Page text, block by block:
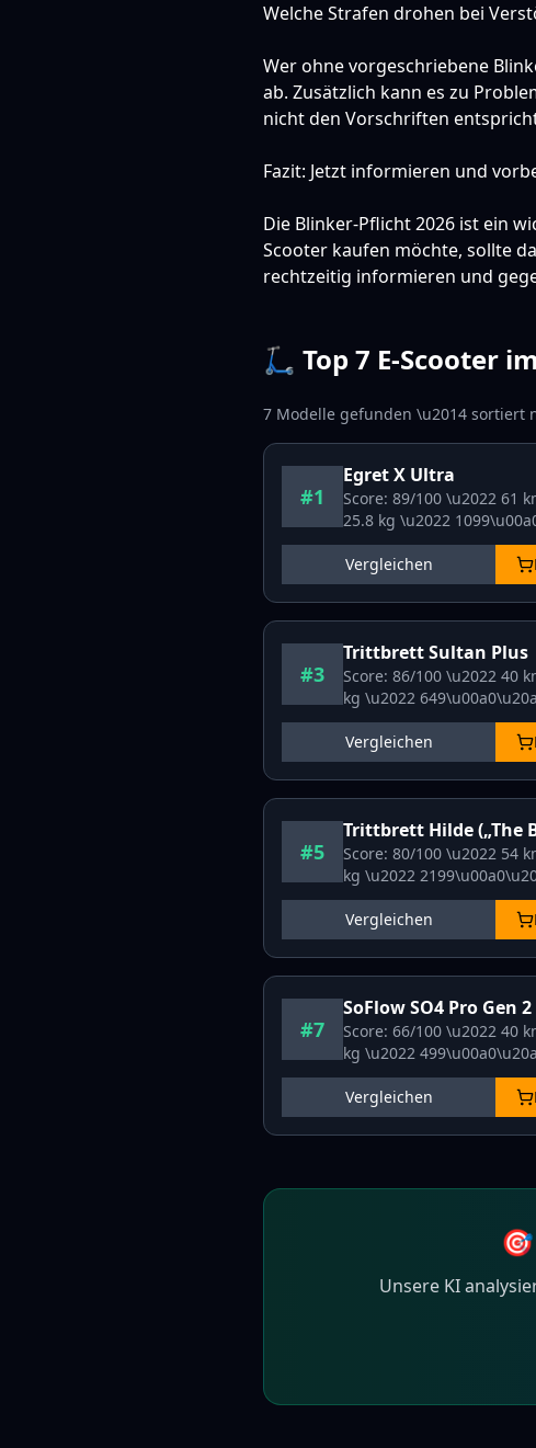
Welche Strafen drohen bei
Wer ohne vorgeschriebene
ab. Zusätzlich kann es zu
nicht den Vorschriften
Fazit: Jetzt informieren und
Die Blinker-Pflicht 2026 ist ein
Scooter kaufen möchte, sollte
rechtzeitig informieren und
🛴 Top 7 E-Scooter
7 Modelle gefunden \u2014 sortiert
#1
EgretX Ultra
Score: 89/100 \u2022 61
25.8 kg \u2022 1099
Vergleichen
#3
TrittbrettSultan Plus
Score: 86/100 \u2022 40
kg \u2022 649
Vergleichen
#5
Trittbrett Hilde („The
Score: 80/100 \u2022 54
kg \u2022 2199
Vergleichen
#7
SoFlowSO4 Pro Gen 2
Score: 66/100 \u2022 40
kg \u2022 499
Vergleichen
Unsere KI